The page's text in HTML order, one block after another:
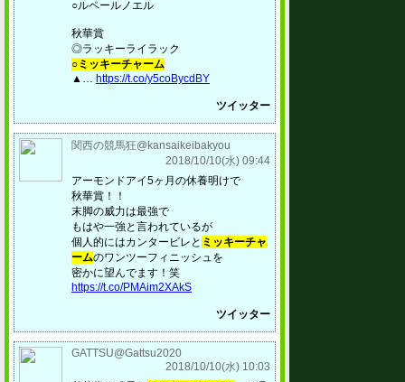
○ルペールノエル
秋華賞
◎ラッキーライラック
○ミッキーチャーム
▲… https://t.co/y5coBycdBY
ツイッター
関西の競馬狂@kansaikeibakyou
2018/10/10(水) 09:44
アーモンドアイ5ヶ月の休養明けで
秋華賞！！
末脚の威力は最強で
もはや一強と言われているが
個人的にはカンタービレと ミッキーチャ
ームのワンツーフィニッシュを
密かに望んでます！笑
https://t.co/PMAim2XAkS
ツイッター
GATTSU@Gattsu2020
2018/10/10(水) 10:03